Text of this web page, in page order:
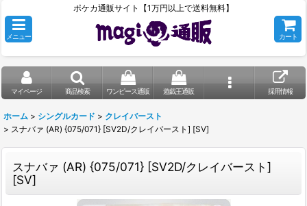
ポケカ通販サイト【1万円以上で送料無料】
メニュー カート
マイページ 商品検索 ワンピース通販 遊戯王通販 採用情報
ホーム > シングルカード > クレイバースト
> スナバァ (AR) {075/071} [SV2D/クレイバースト] [SV]
スナバァ (AR) {075/071} [SV2D/クレイバースト]
[SV]